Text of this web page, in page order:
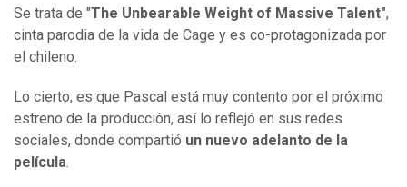
Se trata de "The Unbearable Weight of Massive Talent",
cinta parodia de la vida de Cage y es co-protagonizada por
el chileno.
Lo cierto, es que Pascal está muy contento por el próximo
estreno de la producción, así lo reflejó en sus redes
sociales, donde compartió un nuevo adelanto de la
película.